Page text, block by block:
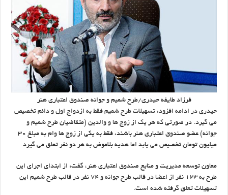
فرزاد طایفه حیدری/طرح شمیم و جوانه صندوق اعتباری هنر
حیدری در ادامه افزود: تسهیلات طرح شمیم فقط به ازدواج اول و دائم تخصیص
می گیرد. در صورتی که هر یک از زوج ها و والدین (متقاضیان طرح شمیم و
جوانه) عضو صندوق اعتباری هنر باشند، فقط به یکی از زوج ها وام به مبلغ ۳۰
میلیون تومان تخصیص می یابد اما هدیه بلاعوض به هر دو نفر تعلق می گیرد.
معاون توسعه مدیریت و منابع صندوق اعتباری هنر، گفت: از ابتدای اجرای این
طرح به ۱۲۳ نفر از اعضا در قالب طرح جوانه و ۷۴ نفر در قالب طرح شمیم این
تسهیلات تعلق گرفته شده است.